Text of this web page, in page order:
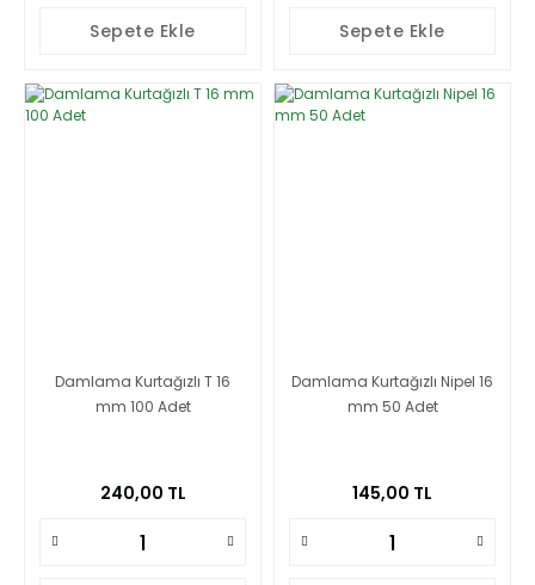
Sepete Ekle Sepete Ekle
Damlama Kurtağızlı T 16
mm 100 Adet
240,00 TL
Damlama Kurtağızlı Nipel 16
mm 50 Adet
145,00 TL